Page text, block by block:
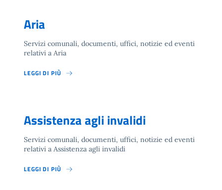
Aria
Servizi comunali, documenti, uffici, notizie ed eventi
relativi a Aria
LEGGI DI PIÙ
Assistenza agli invalidi
Servizi comunali, documenti, uffici, notizie ed eventi
relativi a Assistenza agli invalidi
LEGGI DI PIÙ